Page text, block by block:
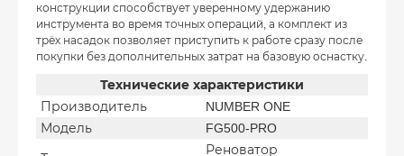
конструкции способствует уверенному удержанию
инструмента во время точных операций, а комплект из
трёх насадок позволяет приступить к работе сразу после
покупки без дополнительных затрат на базовую оснастку.
Технические характеристики
Производитель
NUMBER ONE
Модель
FG500-PRO
Реноватор